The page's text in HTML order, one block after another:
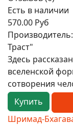
Есть в наличии
570.00 Руб
Производитель:
Траст"
Здесь
вселенской
сотворения
Купить
Шримад-